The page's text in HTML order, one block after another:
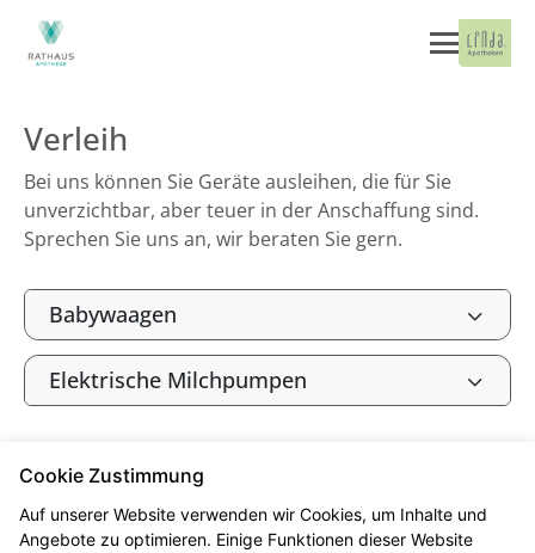
Verleih
Bei uns können Sie Geräte ausleihen, die für Sie
unverzichtbar, aber teuer in der Anschaffung sind.
Sprechen Sie uns an, wir beraten Sie gern.
Babywaagen
Elektrische Milchpumpen
Seitenübersicht Kontakt
Impressum
Datenschutz
Barrierefreiheit
Cookie Zustimmung
Auf unserer Website verwenden wir Cookies, um Inhalte und
Angebote zu optimieren. Einige Funktionen dieser Website